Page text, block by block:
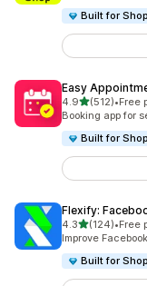
Built for
Easy
4.9เต็ม 5 ดาว
(512)
ทั้งหมด 512 รีวิว
•Free
Booking app for
Built for
Flexify:
4.3เต็ม 5 ดาว
(124)
ทั้งหมด 124 รีวิว
•Free
Improve
Built for